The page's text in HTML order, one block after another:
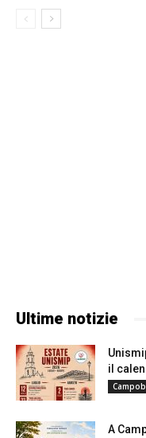
Ultime notizie
il
A